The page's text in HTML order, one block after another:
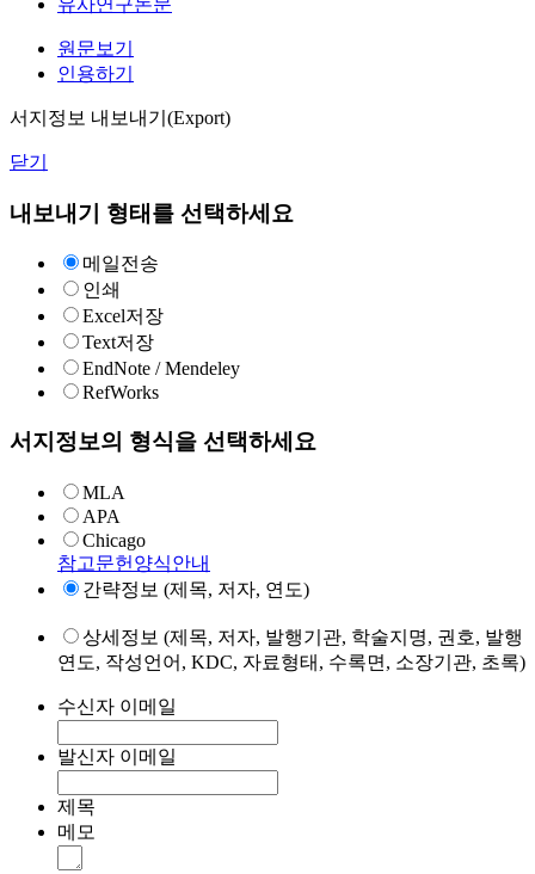
유사연구논문
원문보기
인용하기
서지정보 내보내기(Export)
닫기
내보내기 형태를 선택하세요
메일전송
인쇄
Excel저장
Text저장
EndNote / Mendeley
RefWorks
서지정보의 형식을 선택하세요
MLA
APA
Chicago
참고문헌양식안내
간략정보 (제목, 저자, 연도)
상세정보 (제목, 저자, 발행기관, 학술지명, 권호, 발행
연도, 작성언어, KDC, 자료형태, 수록면, 소장기관, 초록)
수신자 이메일
발신자 이메일
제목
메모